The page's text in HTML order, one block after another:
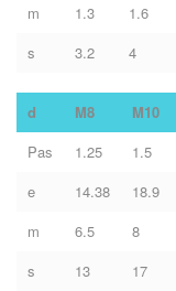
m
1.3 1.6
s
3.2 4
d M8 M10
Pas
1.25 1.5
e
14.38 18.9
m
6.5 8
s
13 17